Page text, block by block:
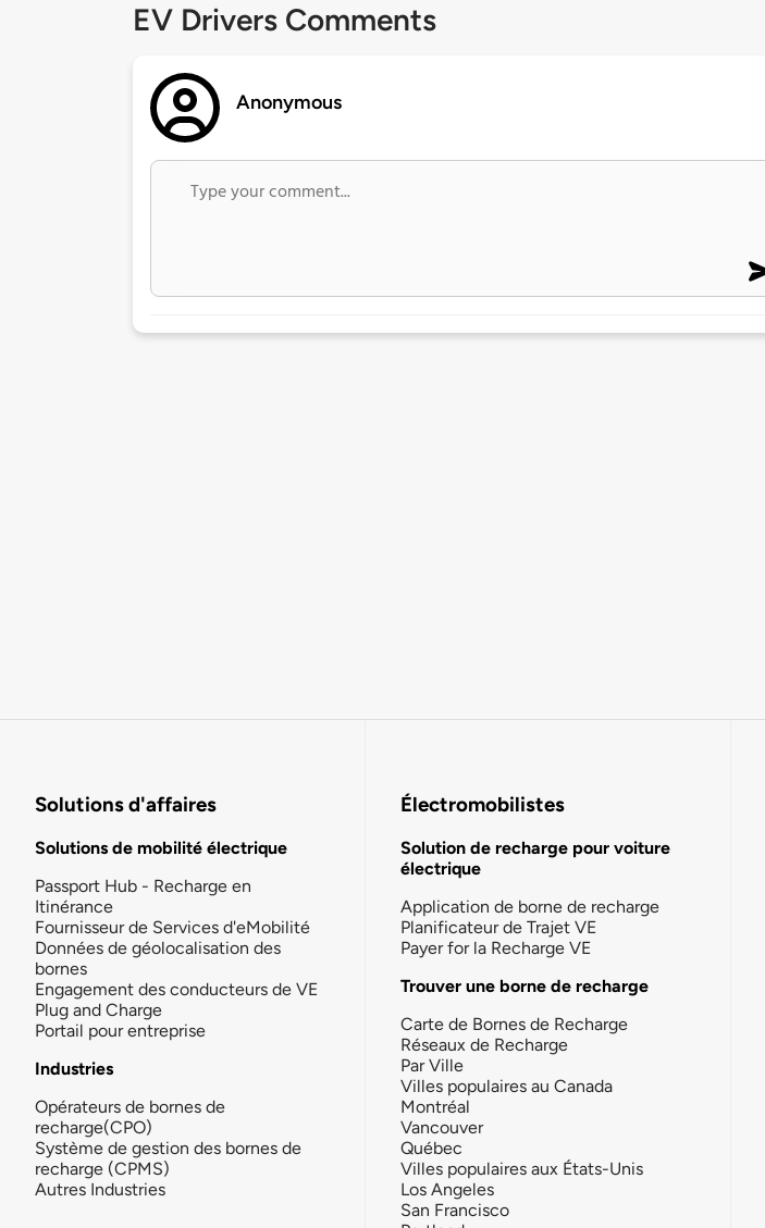
EV Drivers Comments
Anonymous
Solutions d'affaires
Solutions de mobilité électrique
Passport Hub - Recharge en
Itinérance
Fournisseur de Services d'eMobilité
Données de géolocalisation des
bornes
Engagement des conducteurs de VE
Plug and Charge
Portail pour entreprise
Industries
Opérateurs de bornes de
recharge(CPO)
Système de gestion des bornes de
recharge (CPMS)
Autres Industries
Électromobilistes
Solution de recharge pour voiture
électrique
Application de borne de recharge
Planificateur de Trajet VE
Payer for la Recharge VE
Trouver une borne de recharge
Carte de Bornes de Recharge
Réseaux de Recharge
Par Ville
Villes populaires au Canada
Montréal
Vancouver
Québec
Villes populaires aux États-Unis
Los Angeles
San Francisco